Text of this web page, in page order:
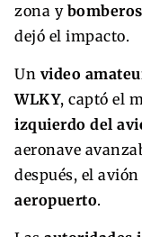
zona y
dejó el impacto.
Un video
WLKY, captó el
izquierdo del
aeronave
después, el
aeropuerto.